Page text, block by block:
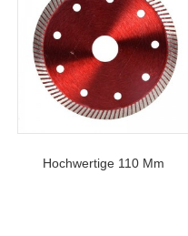
Trockenschneiden Von
Hartem Granit Und Beton
Hochwertige 110 Mm